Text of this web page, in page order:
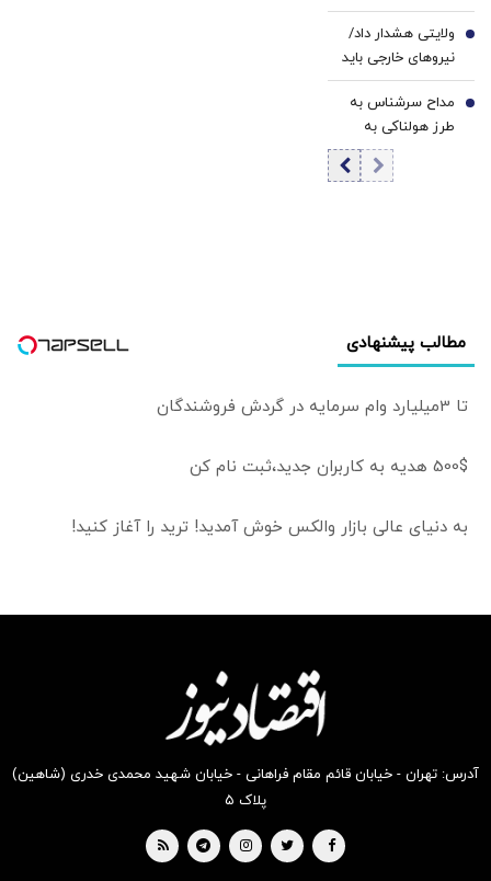
باید در برابر اسرائیل
متحد شویم
ولایتی هشدار داد/
نیروهای خارجی باید
منطقه را ترک کنند
6
مداح سرشناس به
طرز هولناکی به
قتل رسید / فیلم
جنایت برای خانواده
7
مطالب پیشنهادی
تا 3میلیارد وام سرمایه در گردش فروشندگان
500$ هدیه به کاربران جدید،ثبت نام کن
به دنیای عالی بازار والکس خوش آمدید! ترید را آغاز کنید!
آدرس: تهران - خیابان قائم مقام فراهانی - خیابان شهید محمدی خدری (شاهین)
پلاک ۵